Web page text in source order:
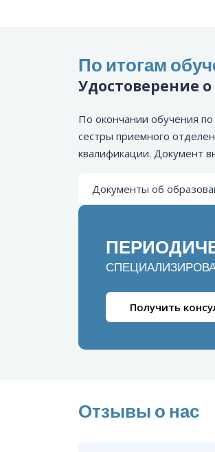
По итогам
Удостоверение
По окончании обучения
сестры приемного
квалификации. Документ
Документы об
Получить
Отзывы о нас